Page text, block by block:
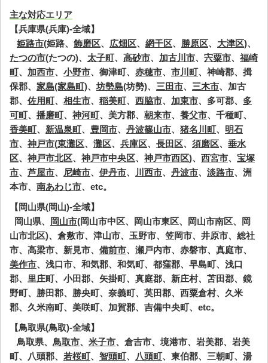
主な対応エリア
【兵庫県(兵庫)-全域】
姫路市(姫路、 飾磨区、 広畑区、 網干区、 勝原区、 大津区)、
たつの市(たつの)、 太子町、 高砂市、 加古川市、 宍粟市、 福崎
町、 加西市、 小野市、御津町、 赤穂市、 市川町、神崎郡、揖
保郡、 家島(家島町)、坊勢島(坊勢)、 三田市、 三木市、加古
郡、 佐用町、 相生市、 稲美町、 西脇市、 加東市、多可郡、 多
可町、 播磨町、 神河町、美方郡、 朝来市、 養父市、千種町、
香美町、 新温泉町、 豊岡市、 丹波篠山市、 猪名川町、 明石
市、 神戸市(東灘区、 灘区、 兵庫区、 長田区、 須磨区、 垂水
区、 神戸市北区、 神戸市中央区、 神戸市西区)、 西宮市、 宝塚
市、 芦屋市、 尼崎市、 伊丹市、 川西市、 丹波市、 淡路市、洲
本市、 南あわじ市、etc。
【岡山県(岡山)-全域】
岡山県、
岡山市(岡山市中区、岡山市東区、岡山市南区、岡
山市北区)、倉敷市、津山市、玉野市、笠岡市、井原市、総社
市、高梁市、新見市、 備前市、瀬戸内市、赤磐市、真庭市、
美作市、浅口市、和気郡、和気町、都窪郡、早島町、浅口
郡、里庄町、小田郡、矢掛町、真庭郡、新庄村、苫田郡、鏡
野町、勝田郡、勝央町、奈義町、英田郡、西粟倉村、久米
郡、久米南町、美咲町、加賀郡、吉備中央町、etc。
【鳥取県(鳥取)-全域】
鳥取県、 鳥取市、 米子市、倉吉市、境港市、岩美郡、岩美
町、八頭郡、 若桜町、 智頭町、 八頭町、東伯郡、三朝町、湯